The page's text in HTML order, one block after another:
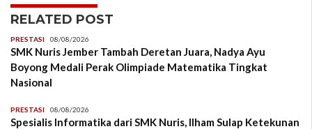
RELATED POST
PRESTASI 08/08/2026
SMK Nuris Jember Tambah Deretan Juara, Nadya Ayu
Boyong Medali Perak Olimpiade Matematika Tingkat
Nasional
PRESTASI 08/08/2026
Spesialis Informatika dari SMK Nuris, Ilham Sulap Ketekunan